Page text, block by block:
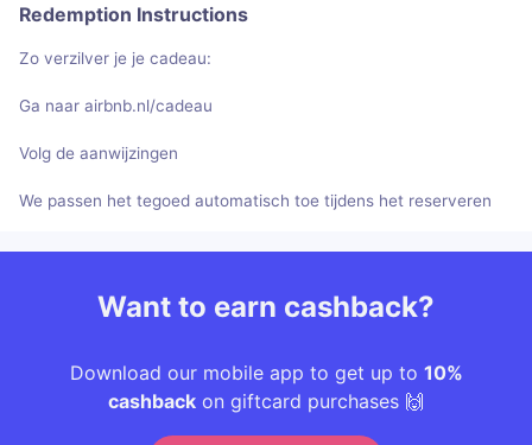
Redemption Instructions
Zo verzilver je je cadeau:
Ga naar airbnb.nl/cadeau
Volg de aanwijzingen
We passen het tegoed automatisch toe tijdens het reserveren
Want to earn cashback?
Download our mobile app to get up to 10%
cashback on giftcard purchases 🙌